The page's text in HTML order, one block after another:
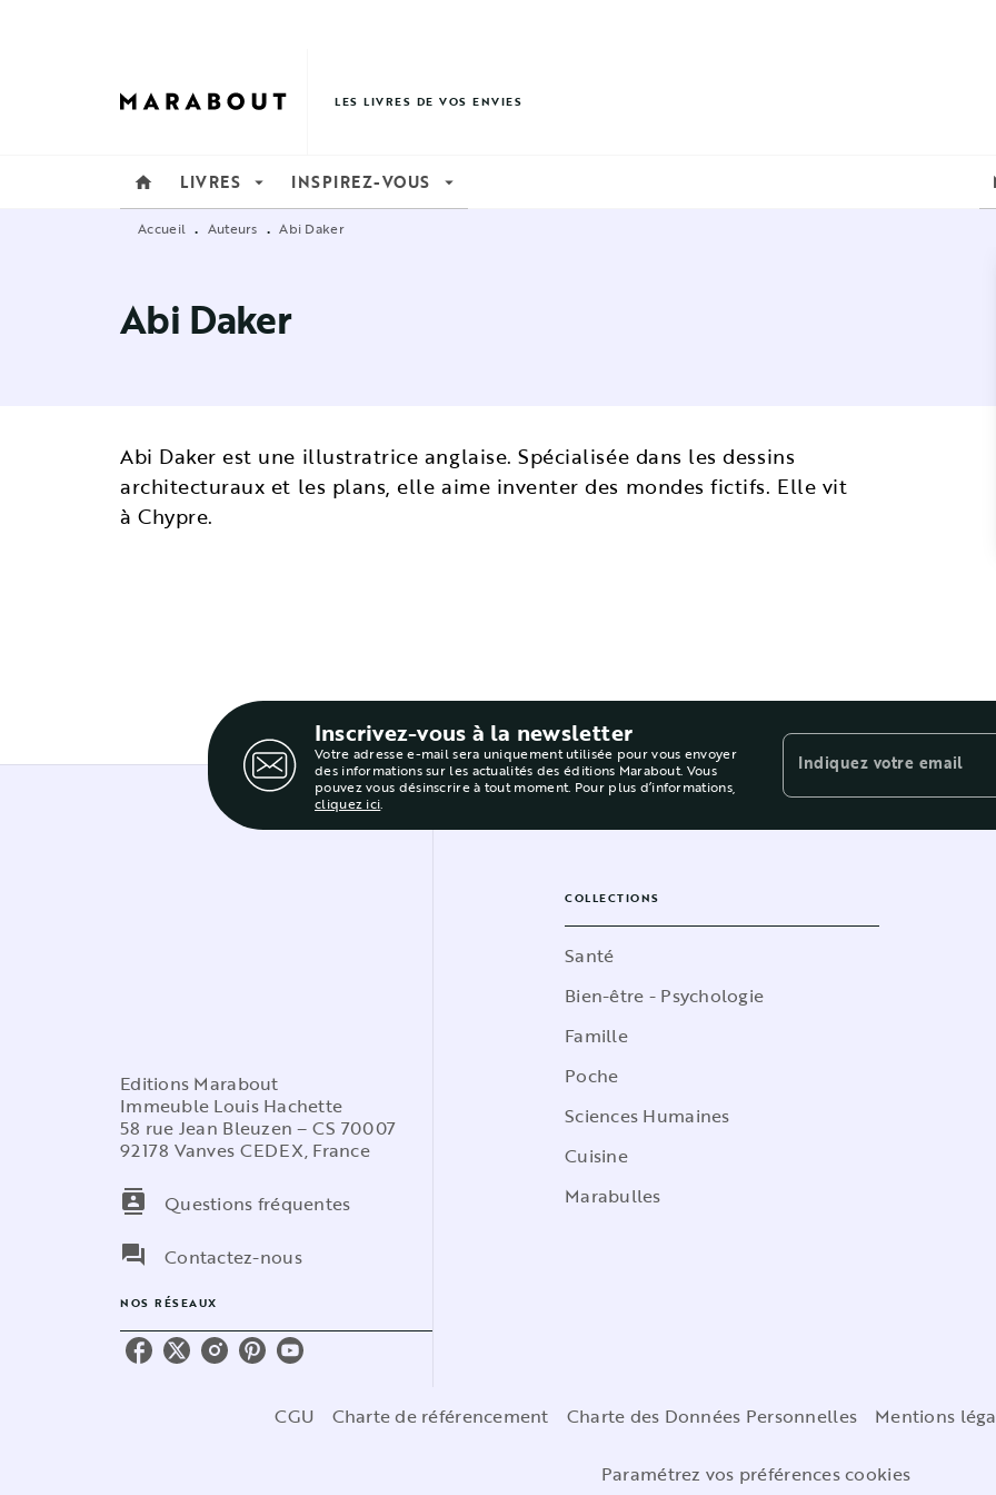
LES LIVRES DE VOS ENVIES
home LIVRES arrow_drop_down INSPIREZ-VOUS arrow_drop_down
Accueil • Auteurs • Abi Daker
Abi Daker
Abi Daker est une illustratrice anglaise. Spécialisée dans les dessins
architecturaux et les plans, elle aime inventer des mondes fictifs. Elle vit
à Chypre.
Inscrivez-vous à la newsletter
Votre adresse e-mail sera uniquement utilisée pour vous envoyer
des informations sur les actualités des éditions Marabout. Vous
pouvez vous désinscrire à tout moment. Pour plus d’informations,
cliquez ici.
Indiquez votre email
Editions Marabout
Immeuble Louis Hachette
58 rue Jean Bleuzen – CS 70007
92178 Vanves CEDEX, France
contacts
Questions fréquentes
question_answer
Contactez-nous
NOS RÉSEAUX
COLLECTIONS
Santé
Bien-être - Psychologie
Famille
Poche
Sciences Humaines
Cuisine
Marabulles
CGU Charte de référencement Charte des Données Personnelles Mentions
Paramétrez vos préférences cookies